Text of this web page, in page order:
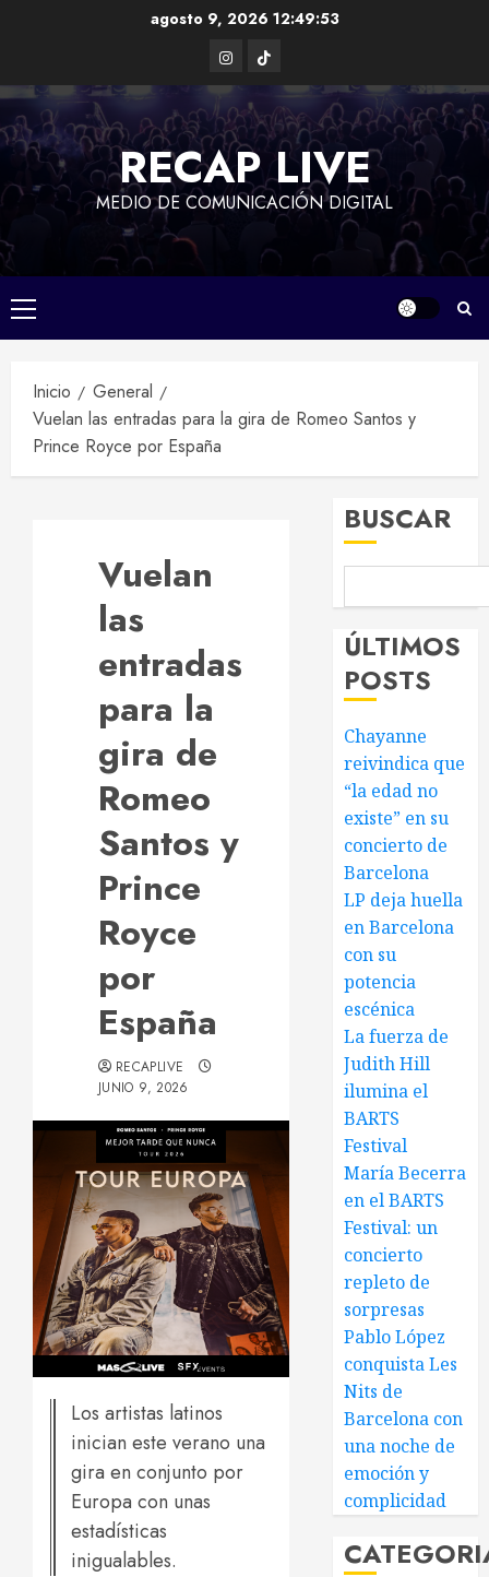
agosto 9, 2026 12:49:53
Instagram
TikTok
RECAP LIVE
MEDIO DE COMUNICACIÓN DIGITAL
Menú
principal
Inicio
General
Vuelan las entradas para la gira de Romeo Santos y
Prince Royce por España
Vuelan
las
entradas
para la
gira de
Romeo
Santos y
Prince
Royce
por
España
RECAPLIVE
JUNIO 9, 2026
Los artistas latinos
inician este verano una
gira en conjunto por
Europa con unas
estadísticas
inigualables.
BUSCAR
ÚLTIMOS
POSTS
Chayanne
reivindica que
“la edad no
existe” en su
concierto de
Barcelona
LP deja huella
en Barcelona
con su
potencia
escénica
La fuerza de
Judith Hill
ilumina el
BARTS
Festival
María Becerra
en el BARTS
Festival: un
concierto
repleto de
sorpresas
Pablo López
conquista Les
Nits de
Barcelona con
una noche de
emoción y
complicidad